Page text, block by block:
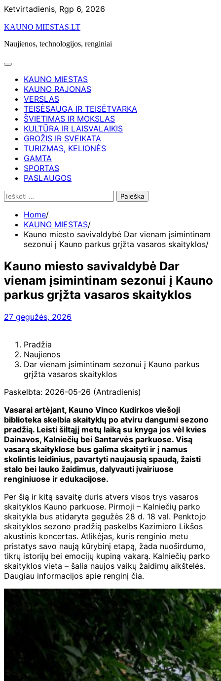
Skip
content
Ketvirtadienis, Rgp 6, 2026
KAUNO MIESTAS.LT
Naujienos, technologijos, renginiai
KAUNO MIESTAS
KAUNO RAJONAS
VERSLAS
TEISĖSAUGA IR TEISĖTVARKA
ŠVIETIMAS IR MOKSLAS
KULTŪRA IR LAISVALAIKIS
GROŽIS IR SVEIKATA
TURIZMAS, KELIONĖS
GAMTA
SPORTAS
PASLAUGOS
Ieškoti:
Home
KAUNO MIESTAS
Kauno miesto savivaldybė Dar vienam įsimintinam
sezonui į Kauno parkus grįžta vasaros skaityklos
Kauno miesto savivaldybė Dar
vienam įsimintinam sezonui į Kauno
parkus grįžta vasaros skaityklos
27 gegužės, 2026
Pradžia
Naujienos
Dar vienam įsimintinam sezonui į Kauno parkus
grįžta vasaros skaityklos
Paskelbta: 2026-05-26 (Antradienis)
Vasarai artėjant, Kauno Vinco Kudirkos viešoji
biblioteka skelbia skaityklų po atviru dangumi sezono
pradžią. Leisti šiltąjį metų laiką su knyga jos vėl kvies
Dainavos, Kalniečių bei Santarvės parkuose. Visą
vasarą skaityklose bus galima skaityti ir į namus
skolintis leidinius, pavartyti naujausią spaudą, žaisti
stalo bei lauko žaidimus, dalyvauti įvairiuose
renginiuose ir edukacijose.
Per šią ir kitą savaitę duris atvers visos trys vasaros
skaityklos Kauno parkuose. Pirmoji – Kalniečių parko
skaitykla bus atidaryta gegužės 28 d. 18 val. Penktojo
skaityklos sezono pradžią paskelbs Kazimiero Likšos
akustinis koncertas. Atlikėjas, kuris renginio metu
pristatys savo naują kūrybinį etapą, žada nuoširdumo,
tikrų istorijų bei emocijų kupiną vakarą. Kalniečių parko
skaityklos vieta – šalia naujos vaikų žaidimų aikštelės.
Daugiau informacijos apie renginį čia.